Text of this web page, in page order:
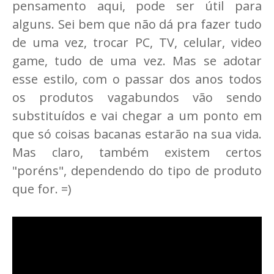
pensamento aqui, pode ser útil para
alguns. Sei bem que não dá pra fazer tudo
de uma vez, trocar PC, TV, celular, video
game, tudo de uma vez. Mas se adotar
esse estilo, com o passar dos anos todos
os produtos vagabundos vão sendo
substituídos e vai chegar a um ponto em
que só coisas bacanas estarão na sua vida.
Mas claro, também existem certos
"poréns", dependendo do tipo de produto
que for. =)